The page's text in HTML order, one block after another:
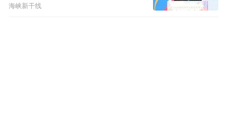
海峡新干线